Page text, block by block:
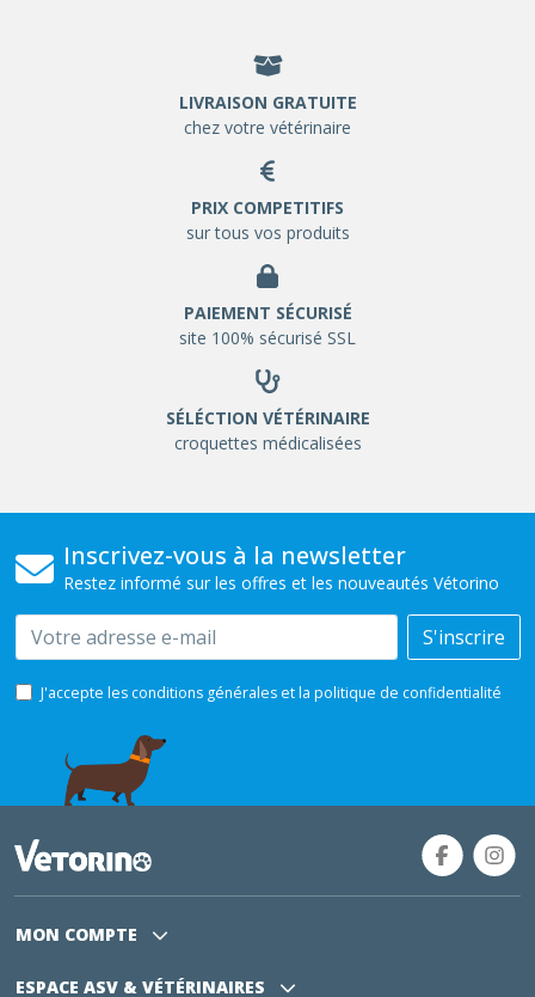
LIVRAISON GRATUITE
chez votre vétérinaire
PRIX COMPETITIFS
sur tous vos produits
PAIEMENT SÉCURISÉ
site 100% sécurisé SSL
SÉLÉCTION VÉTÉRINAIRE
croquettes médicalisées
Inscrivez-vous à la newsletter
Restez informé sur les offres et les nouveautés Vétorino
Email S'inscrire
J'accepte les conditions générales et la politique de confidentialité
MON COMPTE
ESPACE ASV & VÉTÉRINAIRES